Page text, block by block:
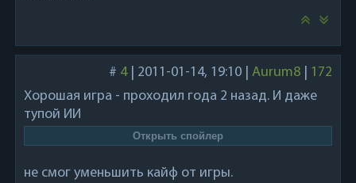
# 4| 2011-01-14, 19:10 Aurum8|
172
Хорошая игра - проходил года 2 назад. И даже
тупой ИИ
не смог уменьшить кайф от игры.